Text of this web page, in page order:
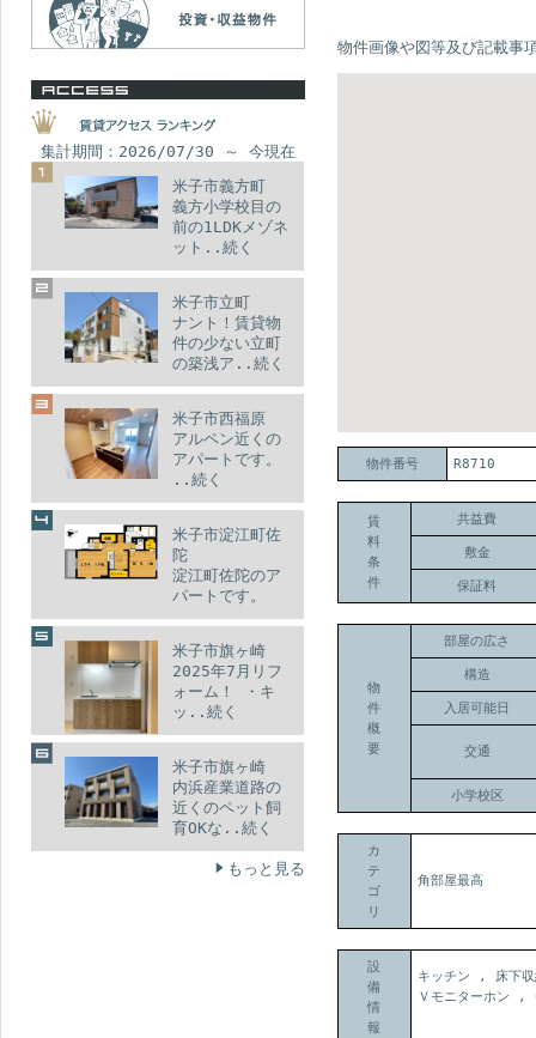
集計期間：2026/07/30 ～ 今現在
米子市義方町
義方小学校目の
前の1LDKメゾネ
ット..続く
米子市立町
ナント！賃貸物
件の少ない立町
の築浅ア..続く
米子市西福原
アルペン近くの
アパートです。
..続く
米子市淀江町佐
陀
淀江町佐陀のア
パートです。
イ..続く
米子市旗ヶ崎
2025年7月リフ
ォーム！ ・キ
ッ..続く
米子市旗ヶ崎
内浜産業道路の
近くのペット飼
育OKな..続く
もっと見る
物件画像や図等及び記載事
物件番号 R8710
賃
料
条
件
共益費
敷金
保証料
物
件
概
要
部屋の広さ
構造
入居可能日
交通
小学校区
カ
テ
ゴ
リ
角部屋最高
設
備
情
報
キッチン , 床下
Ｖモニターホ